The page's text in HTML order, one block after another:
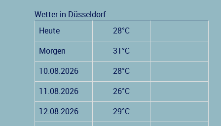
Wetter in Düsseldorf
Heute
28°C
Morgen 31°C
10.08.2026 28°C
11.08.2026 26°C
12.08.2026 29°C